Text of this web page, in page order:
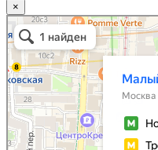
×
Москва
Малый Татарский переулок, 8 на
Яндекс.Карты